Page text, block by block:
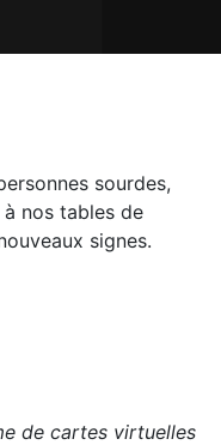
sourdes,
nos tables de
signes.
de cartes virtuelles